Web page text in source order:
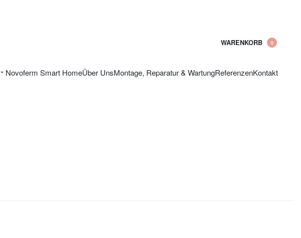
WARENKORB 0
Novoferm Smart HomeÜber UnsMontage, Reparatur & WartungReferenzenKontakt